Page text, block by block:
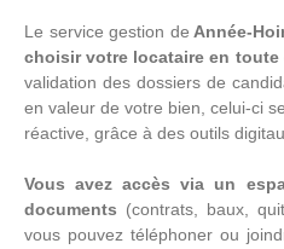
Le service gestion de Année-
choisir votre locataire en toute
validation des dossiers de
en valeur de votre bien, celui-ci
réactive, grâce à des outils
Vous avez accès via un
documents (contrats, baux,
vous pouvez téléphoner ou